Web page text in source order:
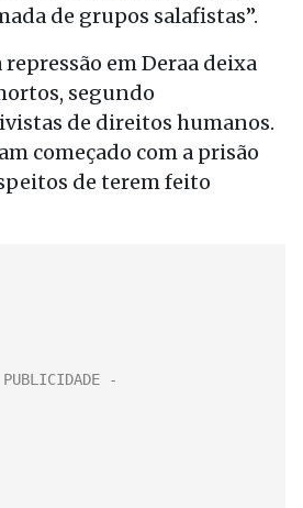
de grupos salafistas”.
repressão em Deraa deixa
segundo
de direitos humanos.
começado com a prisão
de terem feito